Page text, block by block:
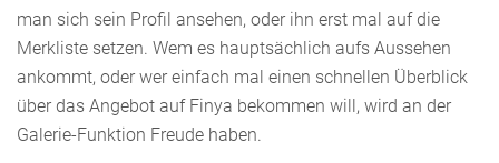
man sich sein Profil ansehen, oder ihn erst mal auf die
Merkliste setzen. Wem es hauptsächlich aufs Aussehen
ankommt, oder wer einfach mal einen schnellen Überblick
über das Angebot auf Finya bekommen will, wird an der
Galerie-Funktion Freude haben.